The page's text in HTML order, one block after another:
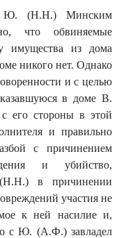
(Н.Н.) Минским
что обвиняемые
имущества из дома
никого нет. Однако
и с целью
в доме В.
его стороны в этой
и правильно
с причинением
и убийство,
в причинении
участия не
к ней насилие и,
с Ю. (А.Ф.) завладел